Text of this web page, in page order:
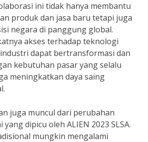
ini tidak hanya membantu
produk dan jasa baru tetapi juga
negara di panggung global.
akses terhadap teknologi
dapat bertransformasi dan
kebutuhan pasar yang selalu
meningkatkan daya saing
juga muncul dari perubahan
dipicu oleh ALIEN 2023 SLSA.
mungkin mengalami